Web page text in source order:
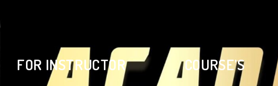
COURSE’S
FOR INSTRUCTOR